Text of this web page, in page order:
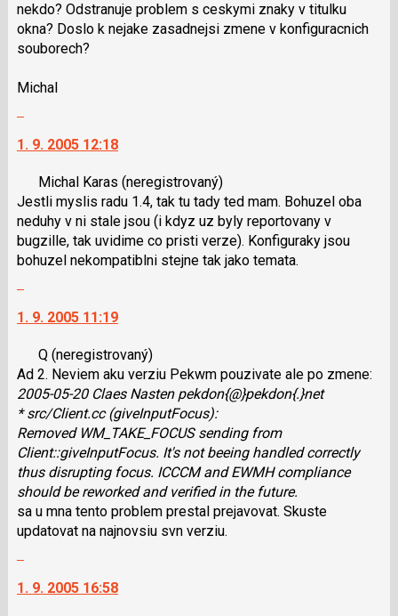
nekdo? Odstranuje problem s ceskymi znaky v titulku
okna? Doslo k nejake zasadnejsi zmene v konfiguracnich
souborech?
Michal
další
názor.
K
navigaci
lze
použít
N
následující
a
P
pro
předchozí
nový
názor
1. 9. 2005 12:18
Michal Karas (neregistrovaný)
Jestli myslis radu 1.4, tak tu tady ted mam. Bohuzel oba
neduhy v ni stale jsou (i kdyz uz byly reportovany v
bugzille, tak uvidime co pristi verze). Konfiguraky jsou
bohuzel nekompatiblni stejne tak jako temata.
další
názor.
K
navigaci
lze
použít
i
klávesy
N
pro
následující
pro
1. 9. 2005 11:19
Q (neregistrovaný)
Ad 2. Neviem aku verziu Pekwm pouzivate ale po zmene:
2005-05-20 Claes Nasten pekdon{@}pekdon{.}net
* src/Client.cc (giveInputFocus):
Removed WM_TAKE_FOCUS sending from
Client::giveInputFocus. It's not beeing handled correctly
thus disrupting focus. ICCCM and EWMH compliance
should be reworked and verified in the future.
sa u mna tento problem prestal prejavovat. Skuste
updatovat na najnovsiu svn verziu.
další
1. 9. 2005 16:58